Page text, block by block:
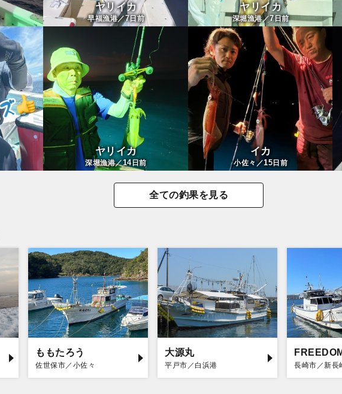
ヤリイカ
早福漁港／7日前
ヤリイカ
深堀漁港／7日前
ヤリイカ
深堀漁港／14日前
イカ
小佐々／15 日前
全ての釣果を見る
ももたろう
佐世保市／小佐々
大源丸
平戸市／白浜港 長崎市／新長